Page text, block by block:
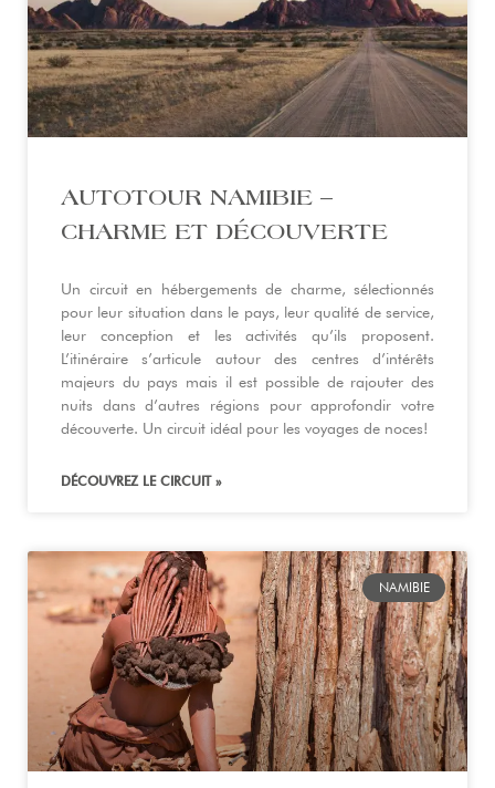
AUTOTOUR NAMIBIE –
CHARME ET DÉCOUVERTE
Un circuit en hébergements de charme, sélectionnés
pour leur situation dans le pays, leur qualité de service,
leur conception et les activités qu’ils proposent.
L’itinéraire s’articule autour des centres d’intérêts
majeurs du pays mais il est possible de rajouter des
nuits dans d’autres régions pour approfondir votre
découverte. Un circuit idéal pour les voyages de noces!
DÉCOUVREZ LE CIRCUIT »
NAMIBIE